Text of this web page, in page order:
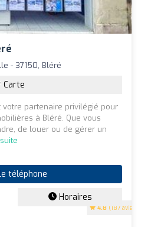
4.8 (187 avis)
- 37150, Bléré
Carte
partenaire privilégié pour
à Bléré. Que vous
de louer ou de gérer un
téléphone
Horaires